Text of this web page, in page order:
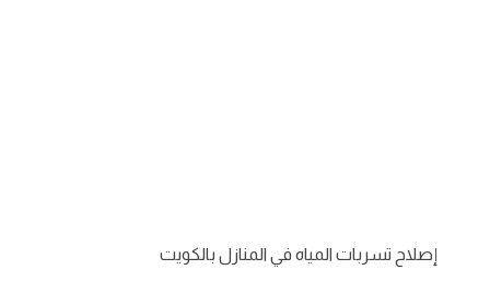
إصلاح تسربات المياه في المنازل بالكويت